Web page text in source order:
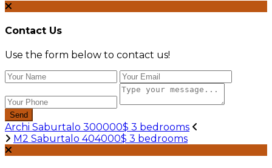
Contact Us
Use the form below to contact us!
Send
Archi Saburtalo 300000$ 3 bedrooms
M2 Saburtalo 404000$ 3 bedrooms